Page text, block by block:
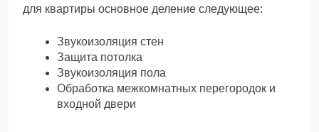
для квартиры основное деление следующее:
Звукоизоляция стен
Защита потолка
Звукоизоляция пола
Обработка межкомнатных перегородок и
входной двери